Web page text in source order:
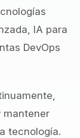
IA para
DevOps
mantener
tecnología.